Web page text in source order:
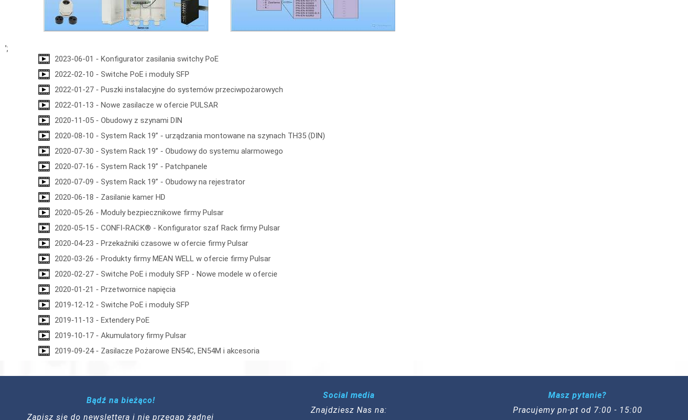
';
2023-06-01 - Konfigurator zasilania switchy PoE
2022-02-10 - Switche PoE i moduły SFP
2022-01-27 - Puszki instalacyjne do systemów przeciwpożarowych
2022-01-13 - Nowe zasilacze w ofercie PULSAR
2020-11-05 - Obudowy z szynami DIN
2020-08-10 - System Rack 19” - urządzania montowane na szynach TH35 (DIN)
2020-07-30 - System Rack 19” - Obudowy do systemu alarmowego
2020-07-16 - System Rack 19” - Patchpanele
2020-07-09 - System Rack 19” - Obudowy na rejestrator
2020-06-18 - Zasilanie kamer HD
2020-05-26 - Moduły bezpiecznikowe firmy Pulsar
2020-05-15 - CONFI-RACK® - Konfigurator szaf Rack firmy Pulsar
2020-04-23 - Przekaźniki czasowe w ofercie firmy Pulsar
2020-03-26 - Produkty firmy MEAN WELL w ofercie firmy Pulsar
2020-02-27 - Switche PoE i moduły SFP - Nowe modele w ofercie
2020-01-21 - Przetwornice napięcia
2019-12-12 - Switche PoE i moduły SFP
2019-11-13 - Extendery PoE
2019-10-17 - Akumulatory firmy Pulsar
2019-09-24 - Zasilacze Pożarowe EN54C, EN54M i akcesoria
Bądź na bieżąco!
Zapisz się do newslettera i nie przegap żadnej
Social media
Znajdziesz Nas na:
Masz pytanie?
Pracujemy pn-pt od 7:00 - 15:00